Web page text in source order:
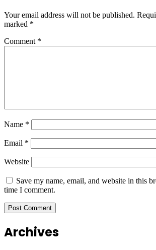
Your email address will not be published.
marked *
Comment *
Name *
Email *
Website
Save my name, email, and website in this
time I comment.
Archives